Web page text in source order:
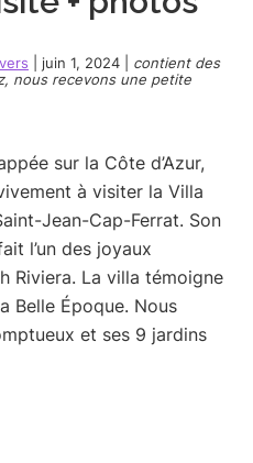
juin 1, 2024
contient des
nous recevons une petite
sur la Côte d’Azur,
à visiter la Villa
Jean-Cap-Ferrat. Son
l’un des joyaux
Riviera. La villa témoigne
Belle Époque. Nous
et ses 9 jardins